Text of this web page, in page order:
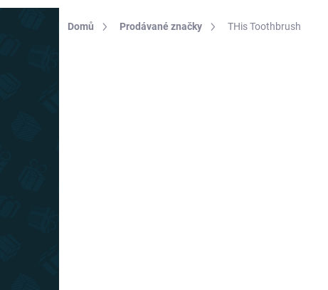
Domů Prodávané značky THis Toothbrush